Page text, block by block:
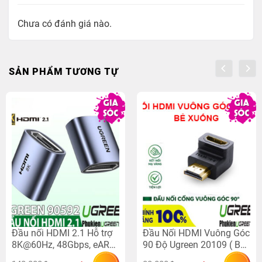
dây HDMI lằng nhằng, mất thẩm mỹ.
Bảo vệ cáp HDMI khỏi tác động vật lý, tăng tuổi thọ
hệ thống dây dẫn.
Đảm bảo an toàn, chống cháy nổ nhờ vật liệu
chuẩn công nghiệp.
Nâng cao đẳng cấp, giá trị công trình với giải pháp
đi dây âm tường chuyên nghiệp.
Chưa có đánh giá nào.
SẢN PHẨM TƯƠNG TỰ
Đầu nối HDMI 2.1 Hỗ trợ
8K@60Hz, 48Gbps, eARC
3D HDR Ugreen 90592
Đầu Nối HDMI Vuông Góc
90 Độ Ugreen 20109 ( Bẻ